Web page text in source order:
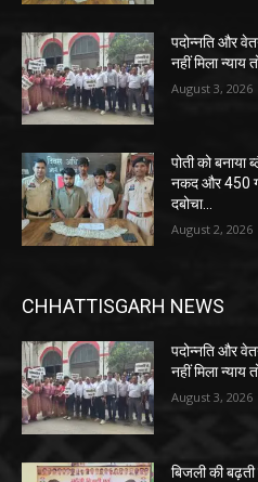
पदोन्नति और
नहीं मिला न्याय
August 3, 2026
पोती को
नकद और 450
दबोचा…
August 2, 2026
CHHATTISGARH NEWS
पदोन्नति और
नहीं मिला न्याय
August 3, 2026
बिजली की